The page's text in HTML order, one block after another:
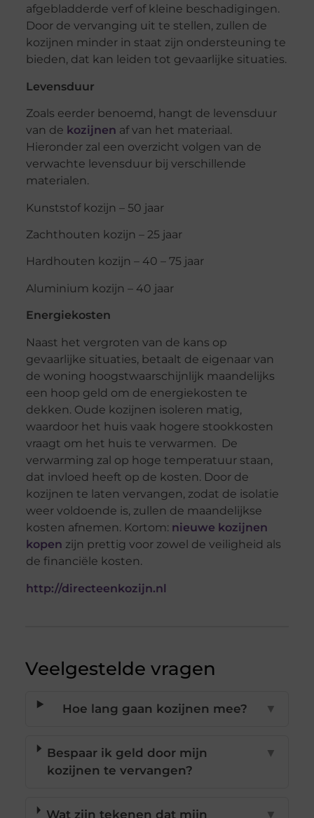
afgebladderde verf of kleine beschadigingen.
Door de vervanging uit te stellen, zullen de
kozijnen minder in staat zijn ondersteuning te
bieden, dat kan leiden tot gevaarlijke situaties.
Levensduur
Zoals eerder benoemd, hangt de levensduur
van de kozijnen af van het materiaal.
Hieronder zal een overzicht volgen van de
verwachte levensduur bij verschillende
materialen.
Kunststof kozijn – 50 jaar
Zachthouten kozijn – 25 jaar
Hardhouten kozijn – 40 – 75 jaar
Aluminium kozijn – 40 jaar
Energiekosten
Naast het vergroten van de kans op
gevaarlijke situaties, betaalt de eigenaar van
de woning hoogstwaarschijnlijk maandelijks
een hoop geld om de energiekosten te
dekken. Oude kozijnen isoleren matig,
waardoor het huis vaak hogere stookkosten
vraagt om het huis te verwarmen. De
verwarming zal op hoge temperatuur staan,
dat invloed heeft op de kosten. Door de
kozijnen te laten vervangen, zodat de isolatie
weer voldoende is, zullen de maandelijkse
kosten afnemen. Kortom: nieuwe kozijnen
kopen zijn prettig voor zowel de veiligheid als
de financiële kosten.
http://directeenkozijn.nl
Veelgestelde vragen
Hoe lang gaan kozijnen mee? ▼
Bespaar ik geld door mijn
kozijnen te vervangen?
▼
Wat zijn tekenen dat mijn
▼